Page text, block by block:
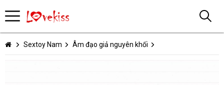
Sextoy Nam Âm đạo giả nguyên khối